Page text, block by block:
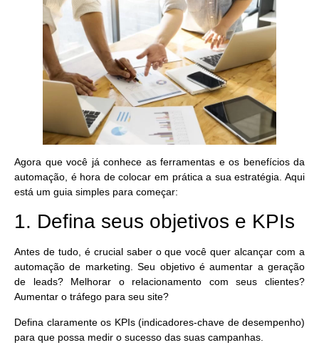
Agora que você já conhece as ferramentas e os benefícios da
automação, é hora de colocar em prática a sua estratégia. Aqui
está um guia simples para começar:
1. Defina seus objetivos e KPIs
Antes de tudo, é crucial saber o que você quer alcançar com a
automação de marketing. Seu objetivo é aumentar a geração
de leads? Melhorar o relacionamento com seus clientes?
Aumentar o tráfego para seu site?
Defina claramente os KPIs (indicadores-chave de desempenho)
para que possa medir o sucesso das suas campanhas.